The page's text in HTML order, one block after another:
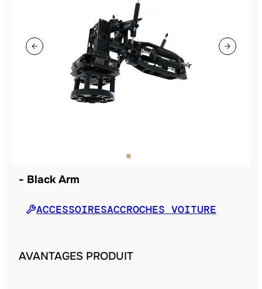
Black Arm
ACCESSOIRESACCROCHES VOITURE
AVANTAGES PRODUIT